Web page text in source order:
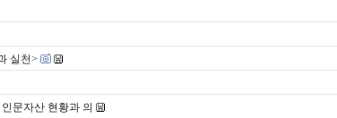
실천>
문자산 현황과 의